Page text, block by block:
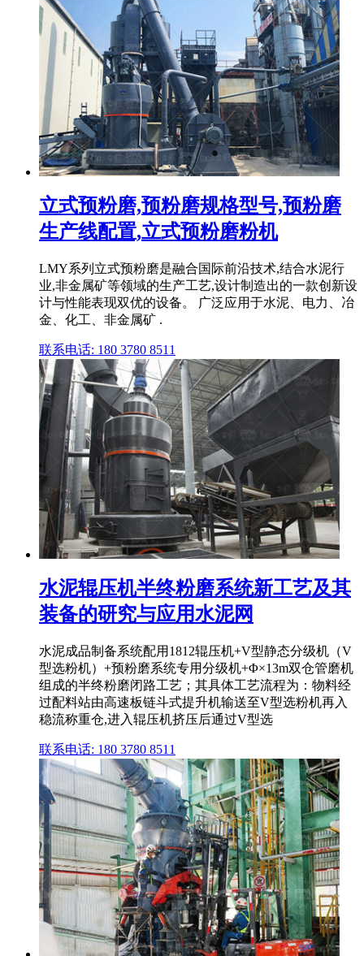
立式预粉磨,预粉磨规格型号,预粉磨
生产线配置,立式预粉磨粉机
LMY系列立式预粉磨是融合国际前沿技术,结合水泥行
业,非金属矿等领域的生产工艺,设计制造出的一款创新设
计与性能表现双优的设备。 广泛应用于水泥、电力、冶
金、化工、非金属矿 .
联系电话: 180 3780 8511
水泥辊压机半终粉磨系统新工艺及其
装备的研究与应用水泥网
水泥成品制备系统配用1812辊压机+V型静态分级机（V
型选粉机）+预粉磨系统专用分级机+Φ×13m双仓管磨机
组成的半终粉磨闭路工艺；其具体工艺流程为：物料经
过配料站由高速板链斗式提升机输送至V型选粉机再入
稳流称重仓,进入辊压机挤压后通过V型选
联系电话: 180 3780 8511